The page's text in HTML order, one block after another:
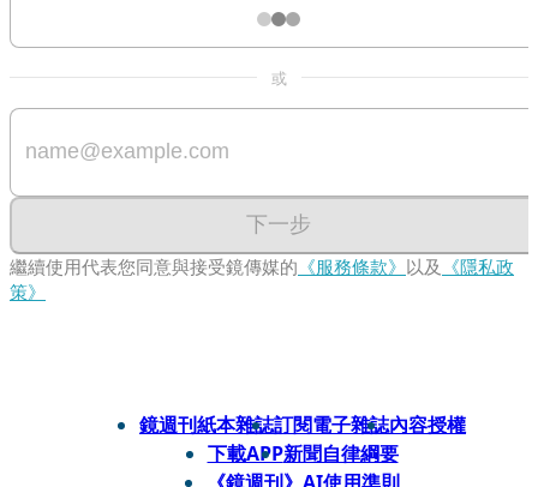
或
下一步
繼續使用代表您同意與接受鏡傳媒的 《服務條款》 以及 《隱私政
策》
鏡週刊紙本雜誌訂閱電子雜誌內容授權
下載APP新聞自律綱要